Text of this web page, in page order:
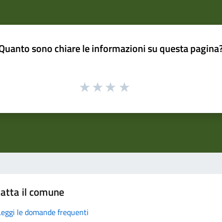
sono chiare le informazioni su questa
il comune
le domande frequenti